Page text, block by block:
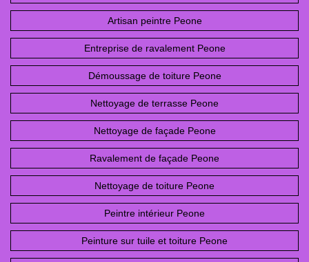
Artisan peintre Peone
Entreprise de ravalement Peone
Démoussage de toiture Peone
Nettoyage de terrasse Peone
Nettoyage de façade Peone
Ravalement de façade Peone
Nettoyage de toiture Peone
Peintre intérieur Peone
Peinture sur tuile et toiture Peone